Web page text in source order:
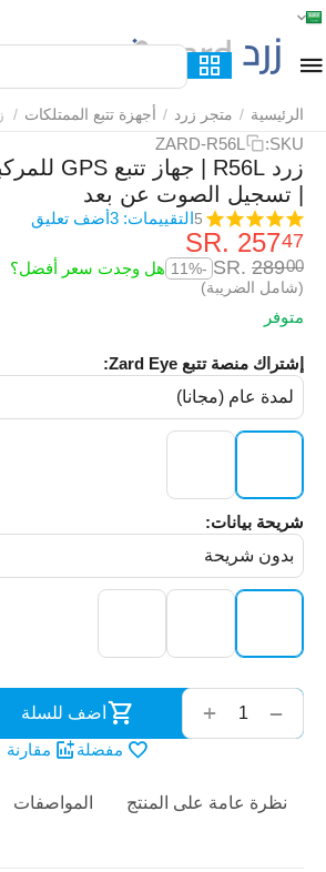
الرئيسية / متجر زرد / أجهزة تتبع الممتلكات / زرد R56L جهاز تتبع OBD للمركبات
SKU:
ZARD-R56L
| تسجيل الصوت عن بعد
5التقييمات: 3 أضف تعليق
SR.‎257
SR.‎289
-11% هل وجدت سعر أفضل؟
(شامل الضريبة)
متوفر
إشتراك منصة تتبع Zard Eye:
شريحة بيانات:
أضف للسلة
مفضلة
مقارنة
نظرة عامة على المنتج المواصفات
الرئيسية القائمة بحث السلة